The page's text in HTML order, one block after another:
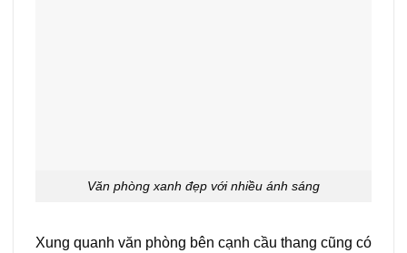
Văn phòng xanh đẹp với nhiều ánh sáng
Xung quanh văn phòng bên cạnh cầu thang cũng có